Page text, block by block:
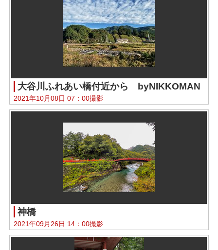
大谷川ふれあい橋付近から byNIKKOMAN
2021年10月08日 07：00撮影
神橋
2021年09月26日 14：00撮影